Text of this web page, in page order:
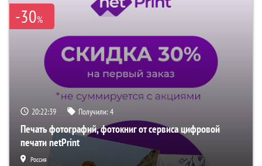
-30%
20:22:38 Получили:4
Печать фотографий, фотокниг от сервиса цифровой
печати netPrint
Россия